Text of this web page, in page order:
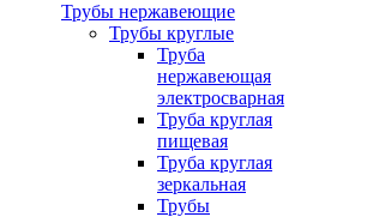
Трубы нержавеющие
Трубы круглые
Труба
нержавеющая
электросварная
Труба круглая
пищевая
Труба круглая
зеркальная
Трубы